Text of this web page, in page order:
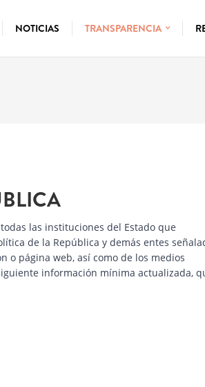
NOTICIAS TRANSPARENCIA
las instituciones del Estado que
de la República y demás entes
o página web, así como de los medios
información mínima actualizada,